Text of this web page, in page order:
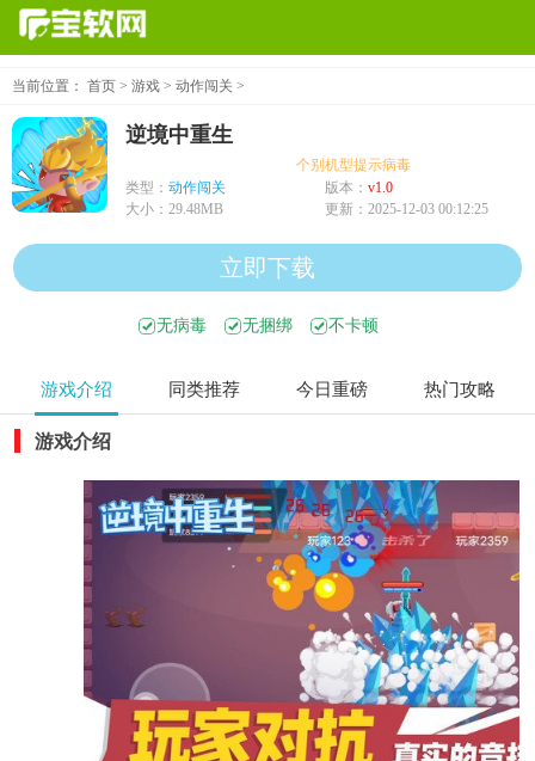
当前位置： 首页 > 游戏 > 动作闯关 >
逆境中重生
个别机型提示病毒、木马、危险，均为
类型： 动作闯关 版本： v1.0
大小： 29.48MB 更新： 2025-12-03 00:12:25
立即下载
无病毒 无捆绑 不卡顿
游戏介绍 同类推荐 今日重磅 热门攻略
游戏介绍